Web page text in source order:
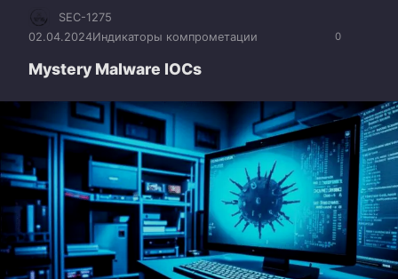
0
SEC-1275
02.04.2024Индикаторы компрометации
Mystery Malware IOCs